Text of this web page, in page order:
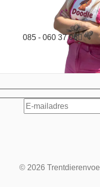
085 - 060 37 06
© 2026